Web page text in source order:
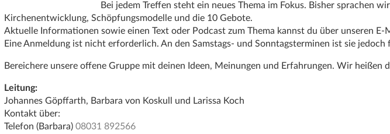
Bei jedem Treffen steht ein neues Thema im Fokus. Bisher sprachen
Kirchenentwicklung, Schöpfungsmodelle und die 10 Gebote.
Aktuelle Informationen sowie einen Text oder Podcast zum Thema kannst du über unseren
Eine Anmeldung ist nicht erforderlich. An den Samstags- und Sonntagsterminen ist sie
Bereichere unsere offene Gruppe mit deinen Ideen, Meinungen und Erfahrungen. Wir heißen
Leitung:
Johannes Göpffarth, Barbara von Koskull und Larissa Koch
Kontakt über:
Telefon (Barbara) 08031 892566